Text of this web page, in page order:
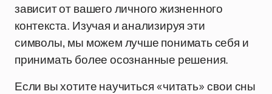
зависит от вашего личного жизненного
контекста. Изучая и анализируя эти
символы, мы можем лучше понимать себя и
принимать более осознанные решения.
Если вы хотите научиться «читать» свои сны